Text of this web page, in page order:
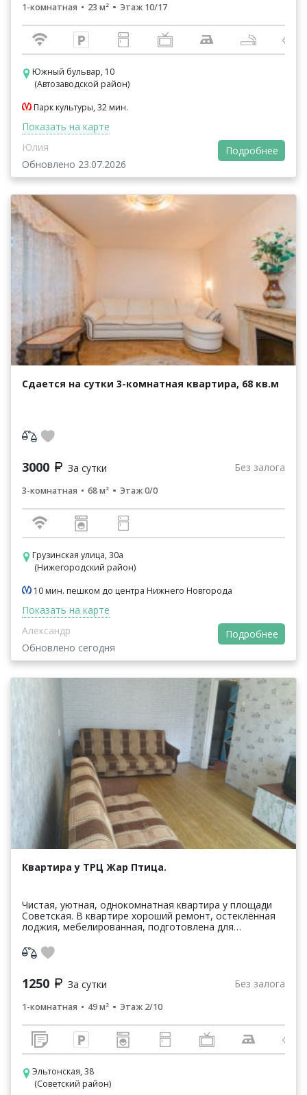
1-комнатная 23 м² Этаж 10/17
Южный бульвар, 10
(Автозаводской район)
Парк культуры, 32 мин.
Показать на карте
Юлия
Обновлено 23.07.2026
Подробнее
Сдается на сутки 3-комнатная квартира, 68 кв.м
3000 За сутки Без залога
3-комнатная 68 м² Этаж 0/0
Грузинская улица, 30а
(Нижегородский район)
10 мин. пешком до центра Нижнего Новгорода
Показать на карте
Александр
Обновлено сегодня
Подробнее
Квартира у ТРЦ Жар Птица.
Чистая, уютная, однокомнатная квартира у площади
Советская. В квартире хороший ремонт, остеклённая
лоджия, мебелированная, подготовлена для
гигиены. ...
1250 За сутки Без залога
1-комнатная 49 м² Этаж 2/10
Эльтонская, 38
(Советский район)